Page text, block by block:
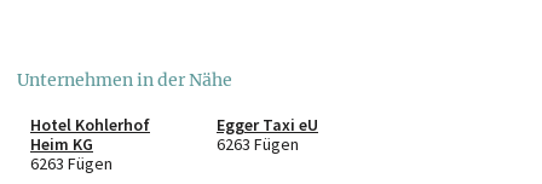
Unternehmen in der Nähe
Hotel Kohlerhof
Heim KG
6263 Fügen
Egger Taxi eU
6263 Fügen